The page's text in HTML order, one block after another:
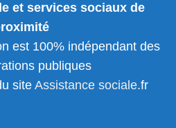
et services sociaux de
est 100% indépendant des
publiques
site Assistance sociale.fr